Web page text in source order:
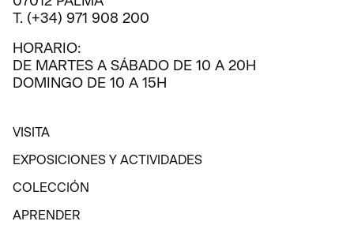
T. (+34) 971 908 200
HORARIO:
DE MARTES A SÁBADO DE 10 A 20H
DOMINGO DE 10 A 15H
VISITA
VISITA
EXPOSICIONES Y ACTIVIDADES
EXPOSICIONES Y ACTIVIDADES
COLECCIÓN
COLECCIÓN
APRENDER